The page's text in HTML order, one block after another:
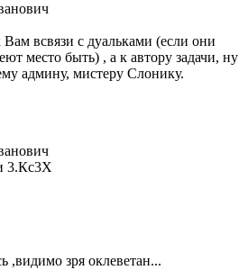
всвязи с дуальками (если они
место быть) , а к автору задачи, ну
админу, мистеру Слонику.
3.Кс3Х
,видимо зря оклеветан...